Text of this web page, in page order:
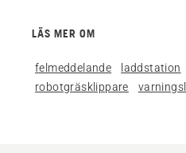
LÄS MER OM
felmeddelande laddstation
robotgräsklippare